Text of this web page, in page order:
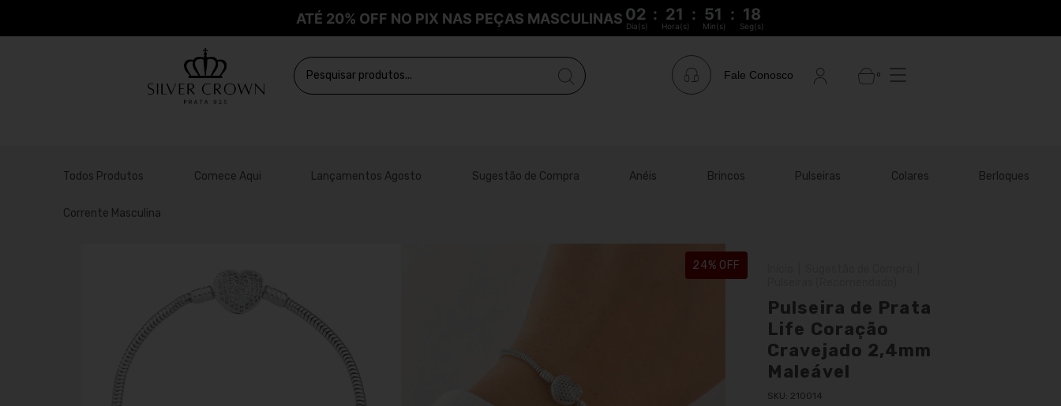
ATÉ 20% OFF NO PIX NAS PEÇAS MASCULINAS 02 : 21 : 51 : 17
Dia(s) Hora(s) Min(s) Seg(s)
Fale Conosco 0
Todos Produtos Comece Aqui Lançamentos Agosto Sugestão de Compra Anéis Brincos Pulseiras Colares Berloques
Corrente Masculina
24% OFF
Pulseira de Prata
Life Coração
Cravejado 2,4mm
Maleável
SKU: 210014